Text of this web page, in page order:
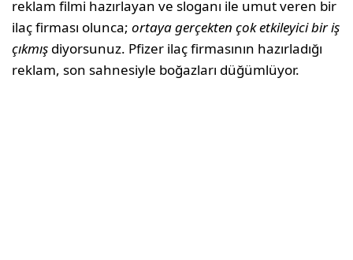
reklam filmi hazırlayan ve sloganı ile umut veren bir
ilaç firması olunca;ortaya gerçekten çok etkileyici bir iş
çıkmış diyorsunuz. Pfizer ilaç firmasının hazırladığı
reklam, son sahnesiyle boğazları düğümlüyor.